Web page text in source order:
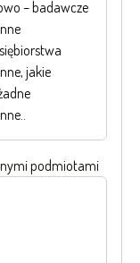
– badawcze
jakie
podmiotami